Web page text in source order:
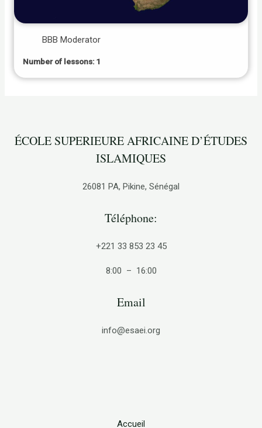
BBB Moderator
Number of lessons: 1
ÉCOLE SUPERIEURE AFRICAINE D’ÉTUDES
ISLAMIQUES
26081 PA, Pikine, Sénégal
Téléphone:
+221 33 853 23 45
8:00 – 16:00
Email
info@esaei.org
Accueil